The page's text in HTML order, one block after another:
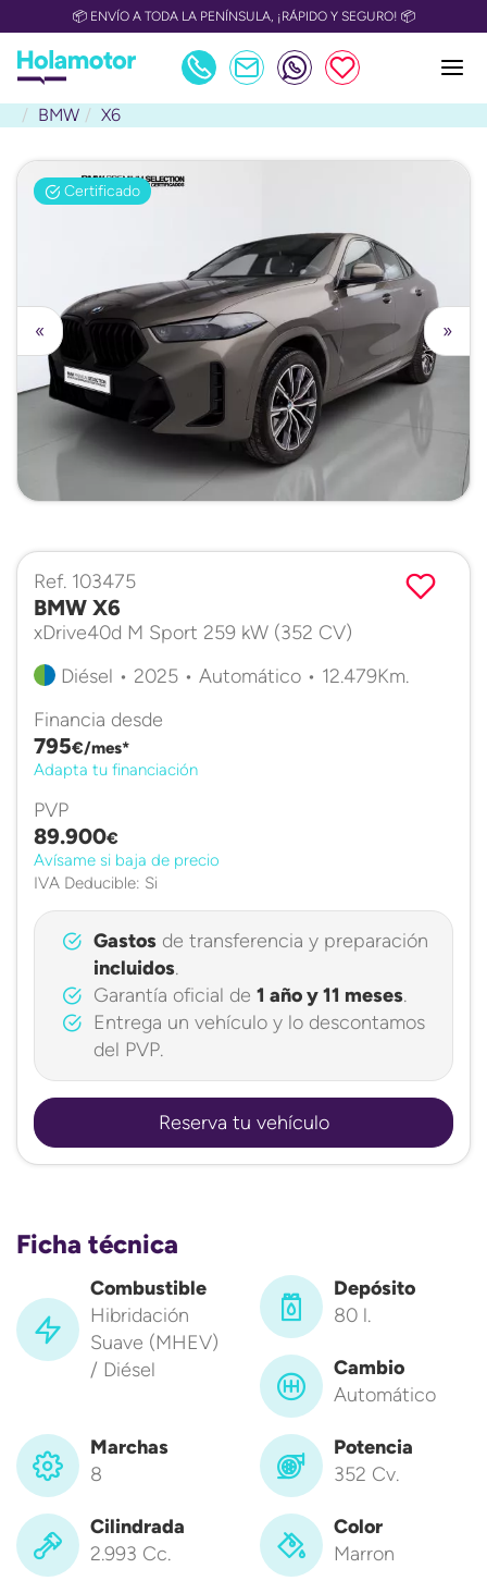
📦 ENVÍO A TODA LA PENÍNSULA, ¡RÁPIDO Y SEGURO! 📦
BMW X6
Certificado
»
«
Ref. 103475
BMW X6
xDrive40d M Sport 259 kW (352 CV)
Diésel • 2025 • Automático • 12.479Km.
Financia desde
795€/mes*
Adapta tu financiación
PVP
89.900€
Avísame si baja de precio
IVA Deducible: Si
Gastosde transferencia y preparación
incluidos.
Garantía oficial de 1 año y 11 meses.
Entrega un vehículo y lo descontamos
del PVP.
Reserva tu vehículo
Ficha técnica
Combustible
Hibridación
Suave (MHEV)
/ Diésel
Depósito
80 l.
Cambio
Automático
Marchas
8
Potencia
352 Cv.
Cilindrada
2.993 Cc.
Color
Marron